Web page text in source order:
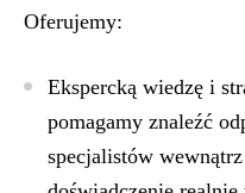
Oferujemy:
Ekspercką wiedzę i
pomagamy znaleźć
specjalistów